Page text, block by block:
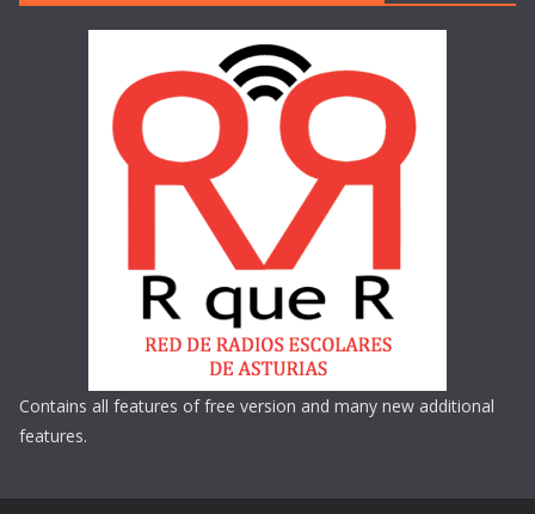
Contains all features of free version and many new additional
features.